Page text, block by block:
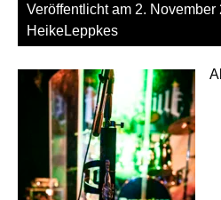
Veröffentlicht am 2. November
HeikeLeppkes